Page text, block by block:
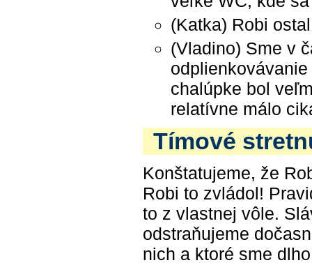
(Katka) Robi
(Vladino) Sme v
chalúpke bol
relatívne málo
Tímové
Konštatujeme, že
Robi to zvládol!
to z vlastnej vôle.
odstraňujeme
nich a ktoré sme